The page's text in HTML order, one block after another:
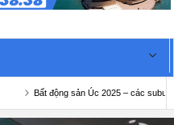
động sản Úc 2025 – các suburb sẽ bùng